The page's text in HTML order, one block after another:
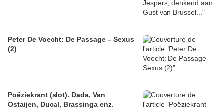
Peter De Voecht: De Passage – Sexus
(2)
Poëziekrant (slot). Dada, Van
Ostaijen, Ducal, Brassinga enz.